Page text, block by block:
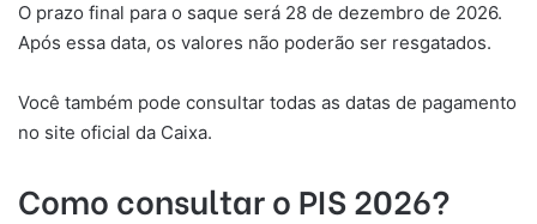
O prazo final para o saque será 28 de dezembro de 2026.
Após essa data, os valores não poderão ser resgatados.
Você também pode consultar todas as datas de pagamento
no site oficial da Caixa.
Como consultar o PIS 2026?